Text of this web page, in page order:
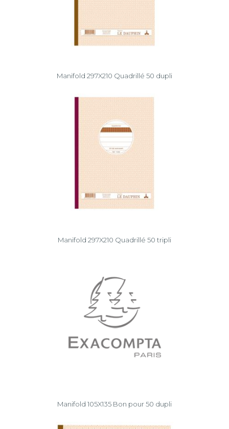
Manifold 297X210 Quadrillé 50 dupli
Manifold 297X210 Quadrillé 50 tripli
Manifold 105X135 Bon pour 50 dupli